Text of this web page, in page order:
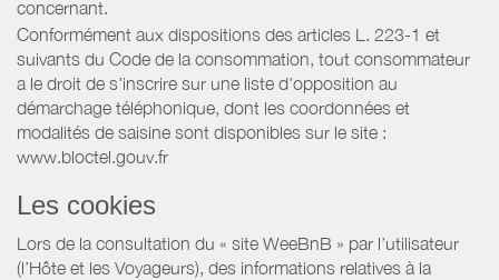
concernant.
Conformément aux dispositions des articles L. 223-1 et
suivants du Code de la consommation, tout consommateur
a le droit de s'inscrire sur une liste d'opposition au
démarchage téléphonique, dont les coordonnées et
modalités de saisine sont disponibles sur le site :
www.bloctel.gouv.fr
Les cookies
Lors de la consultation du « site WeeBnB » par l’utilisateur
(l’Hôte et les Voyageurs), des informations relatives à la